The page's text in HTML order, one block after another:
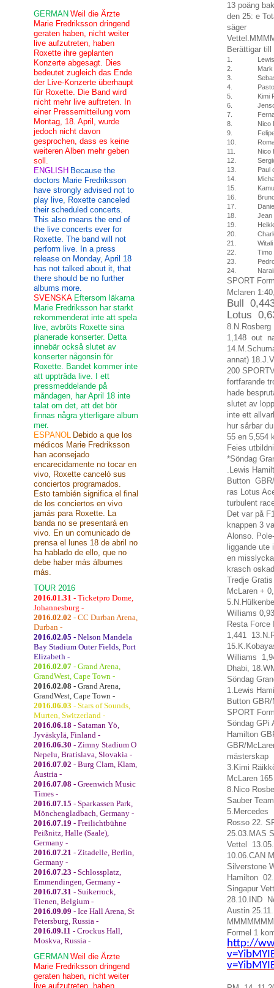
13 poäng
den 25: e
säger
Vettel .
Berättigar till
1.
2.
3.
4.
5.
Kimi
6.
7.
8.
Nico
9.
10.
11.
Nico
12.
13.
Paul
14.
15.
16.
17.
18.
Jean
19.
20.
21.
22.
Timo
23.
24.
SPORT
Mclaren
Bull
Lotus
1,148 out
annat)
200 SPORT
fortfarande
hade
slutet av
inte ett
hur sårbar
55 en 5,554
Feies
*Söndag
.Lewis
Button
ras Lotus
turbulent
Det var på
knappen 3
Alonso. Pole
liggande ute
en
krasch
Tredje Gratis
McLaren +
Williams
Resta
1,441
Williams
Dhabi,
Söndag
1.Lewis
Button
SPORT
Söndag GPi
Hamilton
GBR/
mästerskap
3.Kimi
McLaren
8.Nico
Sauber Team
5.Mercedes
Rosso 22.
25.03.MAS
Vettel
10.06.CAN
Silverstone
Hamilton
Singapur
28.10.IND
Austin
Formel 1
http://
GERMAN Weil die Ärzte
Marie Fredriksson dringend
geraten haben, nicht weiter
live aufzutreten, haben
Roxette ihre geplanten
Konzerte abgesagt. Dies
bedeutet zugleich das Ende
der Live-Konzerte überhaupt
für Roxette. Die Band wird
nicht mehr live auftreten. In
einer Pressemitteilung vom
Montag, 18. April, wurde
jedoch nicht davon
gesprochen, dass es keine
weiteren Alben mehr geben
soll.
ENGLISH Because the
doctors Marie Fredriksson
have strongly advised not to
play live, Roxette canceled
their scheduled concerts.
This also means the end of
the live concerts ever for
Roxette. The band will not
perform live. In a press
release on Monday, April 18
has not talked about it, that
there should be no further
albums more.
SVENSKA Eftersom läkarna
Marie Fredriksson har starkt
rekommenderat inte att spela
live, avbröts Roxette sina
planerade konserter. Detta
innebär också slutet av
konserter någonsin för
Roxette. Bandet kommer inte
att uppträda live. I ett
pressmeddelande på
måndagen, har April 18 inte
talat om det, att det bör
finnas några ytterligare album
mer.
ESPANOL Debido a que los
médicos Marie Fredriksson
han aconsejado
encarecidamente no tocar en
vivo, Roxette canceló sus
conciertos programados.
Esto también significa el final
de los conciertos en vivo
jamás para Roxette. La
banda no se presentará en
vivo. En un comunicado de
prensa el lunes 18 de abril no
ha hablado de ello, que no
debe haber más álbumes
más.
TOUR 2016
2016.01.31 - Ticketpro Dome,
Johannesburg -
2016.02.02 - CC Durban Arena,
Durban -
2016.02.05 - Nelson Mandela
Bay Stadium Outer Fields, Port
Elizabeth -
2016.02.07 - Grand Arena,
GrandWest, Cape Town -
2016.02.08 - Grand Arena,
GrandWest, Cape Town -
2016.06.03 - Stars of Sounds,
Murten, Switzerland -
2016.06.18 - Sataman Yö,
Jyväskylä, Finland -
2016.06.30 - Zimny Stadium O
Nepelu, Bratislava, Slovakia -
2016.07.02 - Burg Clam, Klam,
Austria -
2016.07.08 - Greenwich Music
Times -
2016.07.15 - Sparkassen Park,
Mönchengladbach, Germany -
2016.07.19 - Freilichtbühne
Peißnitz, Halle (Saale),
Germany -
2016.07.21 - Zitadelle, Berlin,
Germany -
2016.07.23 - Schlossplatz,
Emmendingen, Germany -
2016.07.31 - Suikerrock,
Tienen, Belgium -
2016.09.09 - Ice Hall Arena, St
Petersburg, Russia -
2016.09.11 - Crockus Hall,
Moskva, Russia -
GERMAN Weil die Ärzte
Marie Fredriksson dringend
geraten haben, nicht weiter
live aufzutreten, haben